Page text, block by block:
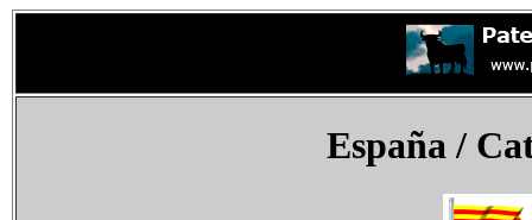
España/